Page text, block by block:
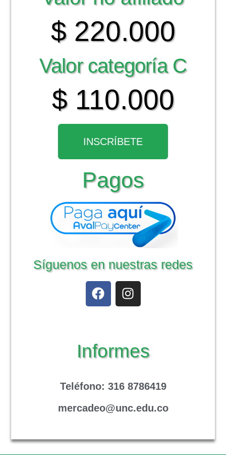
$ 220.000
Valor categoría C
$ 110.000
INSCRÍBETE
Pagos
Síguenos en nuestras redes
Informes
Teléfono: 316 8786419
mercadeo@unc.edu.co